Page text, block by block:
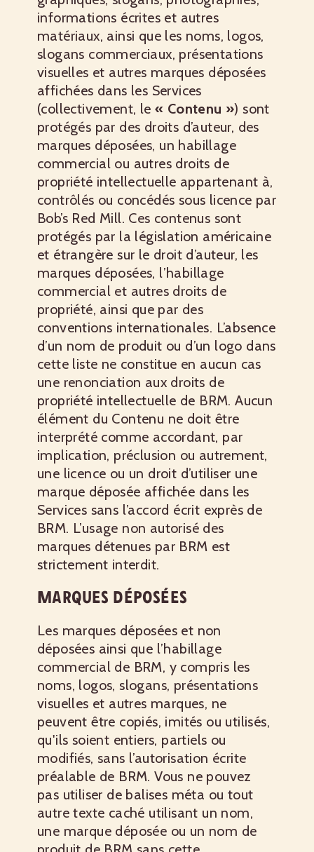
informations écrites et autres
matériaux, ainsi que les noms, logos,
slogans commerciaux, présentations
visuelles et autres marques déposées
affichées dans les Services
(collectivement, le « Contenu ») sont
protégés par des droits d’auteur, des
marques déposées, un habillage
commercial ou autres droits de
propriété intellectuelle appartenant à,
contrôlés ou concédés sous licence par
Bob’s Red Mill. Ces contenus sont
protégés par la législation américaine
et étrangère sur le droit d’auteur, les
marques déposées, l’habillage
commercial et autres droits de
propriété, ainsi que par des
conventions internationales. L’absence
d’un nom de produit ou d’un logo dans
cette liste ne constitue en aucun cas
une renonciation aux droits de
propriété intellectuelle de BRM. Aucun
élément du Contenu ne doit être
interprété comme accordant, par
implication, préclusion ou autrement,
une licence ou un droit d’utiliser une
marque déposée affichée dans les
Services sans l’accord écrit exprès de
BRM. L’usage non autorisé des
marques détenues par BRM est
strictement interdit.
MARQUES DÉPOSÉES
Les marques déposées et non
déposées ainsi que l’habillage
commercial de BRM, y compris les
noms, logos, slogans, présentations
visuelles et autres marques, ne
peuvent être copiés, imités ou utilisés,
qu'ils soient entiers, partiels ou
modifiés, sans l’autorisation écrite
préalable de BRM. Vous ne pouvez
pas utiliser de balises méta ou tout
autre texte caché utilisant un nom,
une marque déposée ou un nom de